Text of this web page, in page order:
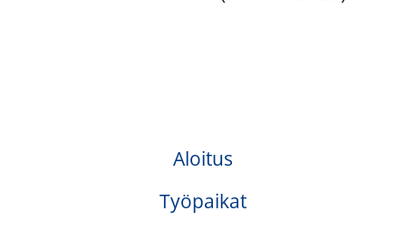
Aloitus
Työpaikat